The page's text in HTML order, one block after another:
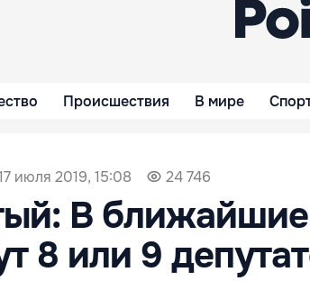
Происшествия В мире
июля 2019, 15:08 24 746
В
8 или 9